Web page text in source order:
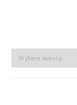
Archiwa